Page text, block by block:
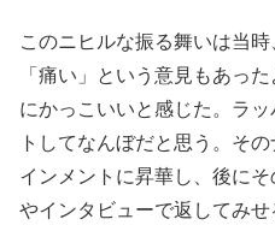
このニヒルな振る舞いは当
「痛い」という意見もあっ
にかっこいいと感じた。ラ
トしてなんぼだと思う。そ
インメントに昇華し、後に
やインタビューで返してみ